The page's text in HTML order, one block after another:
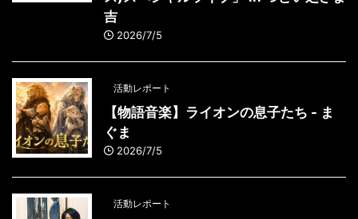
吉
2026/7/5
活動レポート
【物語音楽】ライオンの息子たち - ま
ぐま
2026/7/5
活動レポート